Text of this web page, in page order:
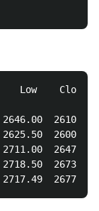
Low    Close
2646.00
2625.50
2711.00
2718.50